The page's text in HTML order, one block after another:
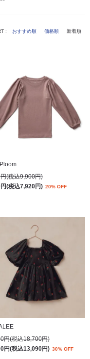
: おすすめ順 価格順 新着順
(税込9,900円)
(税込7,920円) 20% OFF
円(税込18,700円)
円(税込13,090円) 30% OFF